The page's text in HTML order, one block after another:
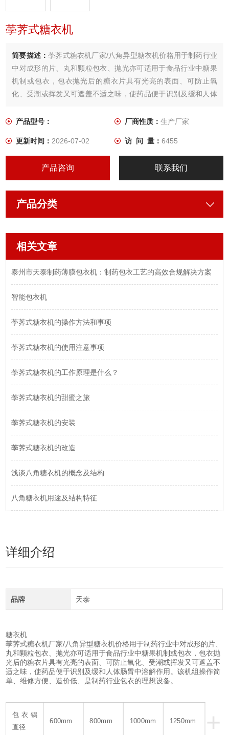
荸荠式糖衣机
简要描述：荸荠式糖衣机厂家/八角异型糖衣机价格用于制药行业
中对成形的片、丸和颗粒包衣、抛光亦可适用于食品行业中糖果
机制或包衣，包衣抛光后的糖衣片具有光亮的表面、可防止氧
化、受潮或挥发又可遮盖不适之味，使药品便于识别及缓和人体
行业包衣的理想设备。
产品型号： 厂商性质： 生产厂家
更新时间：2026-07-02 访 问 量： 6455
产品咨询 联系我们
产品分类
相关文章
泰州市天泰制药薄膜包衣机：制药包衣工艺的高效合规解决方案​
智能包衣机
荸荠式糖衣机的操作方法和事项
荸荠式糖衣机的使用注意事项
荸荠式糖衣机的工作原理是什么？
荸荠式糖衣机的甜蜜之旅
荸荠式糖衣机的安装
荸荠式糖衣机的改造
浅谈八角糖衣机的概念及结构
八角糖衣机用途及结构特征
详细介绍
品牌 天泰
糖衣机
荸荠式糖衣机厂家/八角异型糖衣机价格用于制药行业中对成形的片、
丸和颗粒包衣、抛光亦可适用于食品行业中糖果机制或包衣，包衣抛
光后的糖衣片具有光亮的表面、可防止氧化、受潮或挥发又可遮盖不
适之味，使药品便于识别及缓和人体肠胃中溶解作用。该机组操作简
单、维修方便、造价低、是制药行业包衣的理想设备。
+
包衣锅
直径
600mm 800mm 1000mm 1250mm